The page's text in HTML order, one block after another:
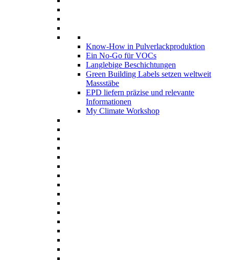
Know-How in Pulverlackproduktion
Ein No-Go für VOCs
Langlebige Beschichtungen
Green Building Labels setzen weltweit
Massstäbe
EPD liefern präzise und relevante
Informationen
My Climate Workshop